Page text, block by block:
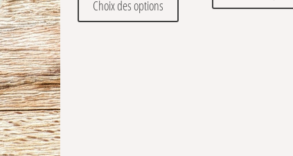
Choix des options